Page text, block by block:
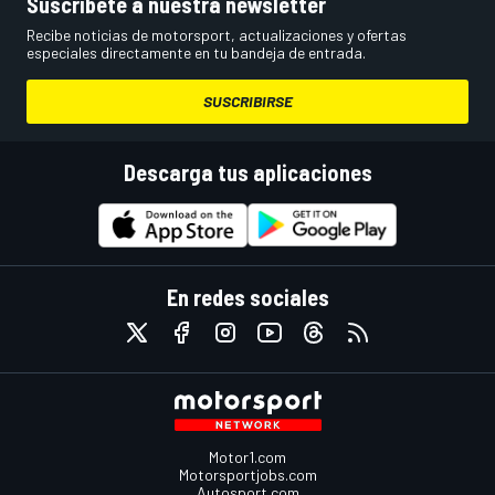
Recibe noticias de motorsport, actualizaciones y ofertas
especiales directamente en tu bandeja de entrada.
SUSCRIBIRSE
Descarga tus aplicaciones
En redes sociales
Motor1.com
Motorsportjobs.com